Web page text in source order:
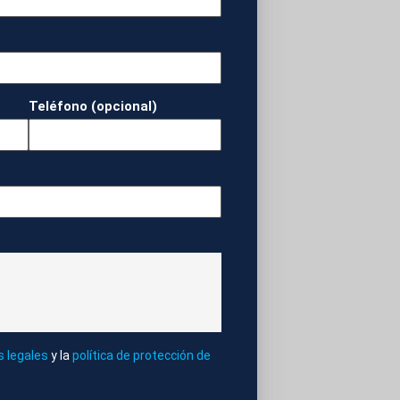
Teléfono (opcional)
legales y la política de protección de
Momento
con una
se celebra este
entre los dos